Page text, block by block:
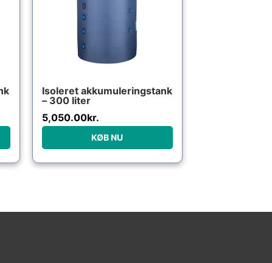
Isoleret akkumuleringstank
– 300 liter
5,050.00kr.
KØB NU